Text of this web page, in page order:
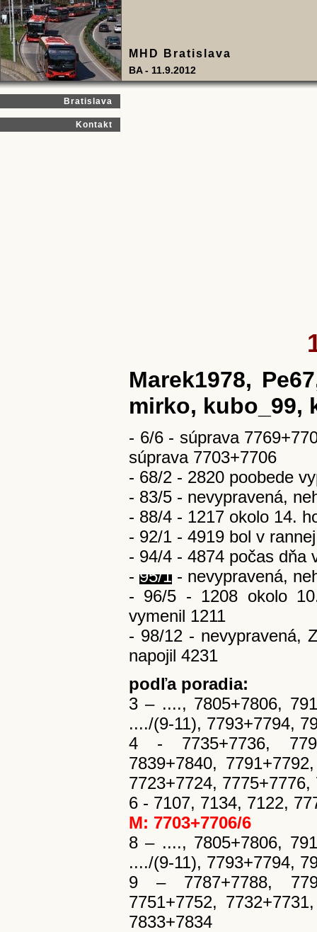
MHD Bratislava
BA - 11.9.2012
Bratislava
Kontakt
Marek1978,
mirko, kubo_99,
- 6/6 - súprava
súprava 7703+7706
- 68/2 - 2820 poobede
- 83/5 - nevypravená,
- 88/4 - 1217 okolo 14.
- 92/1 - 4919 bol v
- 94/4 - 4874 počas dňa
- 95/1 - nevypravená,
- 96/5 - 1208 okolo
vymenil 1211
- 98/12 - nevypravená,
napojil 4231
podľa poradia:
3 – ...., 7805+7806,
..../(9-11), 7793+7794,
4 - 7735+7736,
7839+7840,
7723+7724,
6 - 7107, 7134, 7122,
M: 7703+7706/6
8 – ...., 7805+7806,
..../(9-11), 7793+7794,
9 – 7787+7788,
7751+7752,
7833+7834